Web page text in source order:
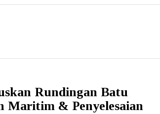
Rundingan Batu
Maritim & Penyelesaian